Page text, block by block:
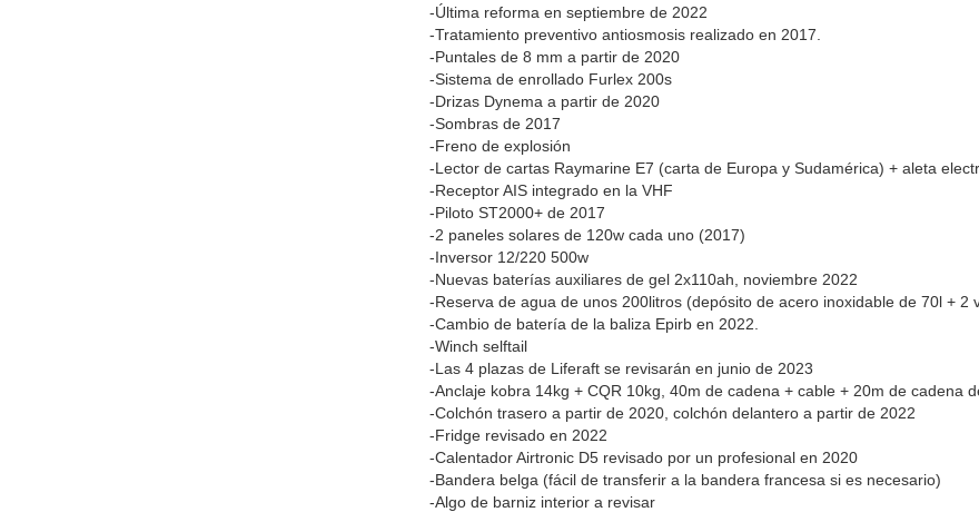
-Última reforma en septiembre de 2022
-Tratamiento preventivo antiosmosis realizado en 2017.
-Puntales de 8 mm a partir de 2020
-Sistema de enrollado Furlex 200s
-Drizas Dynema a partir de 2020
-Sombras de 2017
-Freno de explosión
-Lector de cartas Raymarine E7 (carta de Europa y Sudamérica) + aleta
-Receptor AIS integrado en la VHF
-Piloto ST2000+ de 2017
-2 paneles solares de 120w cada uno (2017)
-Inversor 12/220 500w
-Nuevas baterías auxiliares de gel 2x110ah, noviembre 2022
-Reserva de agua de unos 200litros (depósito de acero inoxidable de 70l + 2
-Cambio de batería de la baliza Epirb en 2022.
-Winch selftail
-Las 4 plazas de Liferaft se revisarán en junio de 2023
-Anclaje kobra 14kg + CQR 10kg, 40m de cadena + cable + 20m de cadena
-Colchón trasero a partir de 2020, colchón delantero a partir de 2022
-Fridge revisado en 2022
-Calentador Airtronic D5 revisado por un profesional en 2020
-Bandera belga (fácil de transferir a la bandera francesa si es necesario)
-Algo de barniz interior a revisar